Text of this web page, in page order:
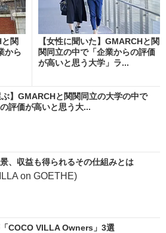
と関
から
【女性に聞いた】GMARCHと関
関同立の中で「企業からの評価
が高いと思う大学」ラ...
ぶ】GMARCHと関関同立の大学の中で
の評価が高いと思う大...
、収益も得られるその仕組みとは
on GOETHE)
COCO VILLA Owners」3選